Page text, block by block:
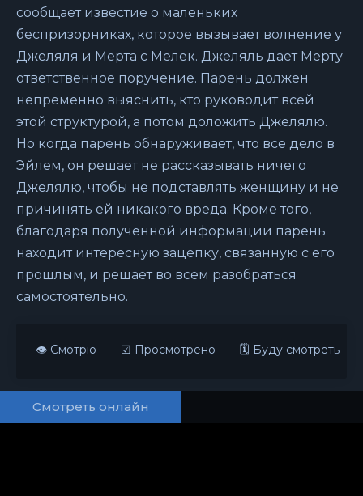
сообщает известие о маленьких
беспризорниках, которое вызывает волнение у
Джеляля и Мерта с Мелек. Джеляль дает Мерту
ответственное поручение. Парень должен
непременно выяснить, кто руководит всей
этой структурой, а потом доложить Джелялю.
Но когда парень обнаруживает, что все дело в
Эйлем, он решает не рассказывать ничего
Джелялю, чтобы не подставлять женщину и не
причинять ей никакого вреда. Кроме того,
благодаря полученной информации парень
находит интересную зацепку, связанную с его
прошлым, и решает во всем разобраться
самостоятельно.
👁 Смотрю ☑ Просмотрено 🗓 Буду смотреть
Смотреть онлайн